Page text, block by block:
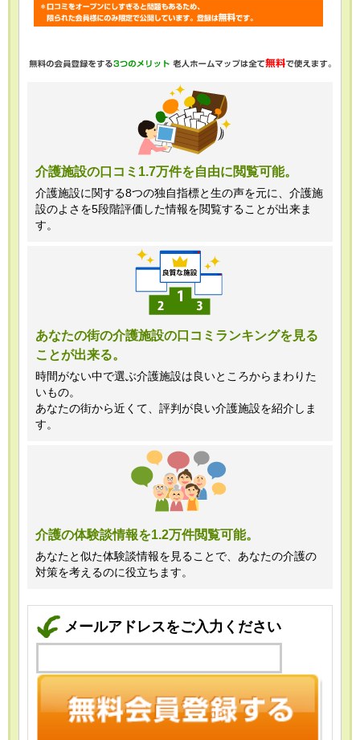
けます。
最適なご回答ができない場合がありま
・当ホームページではご利用状況の統計
調査のためクッキー等を用いております
が、これによる個人情報の取得、利用は
行っておりません。
株式会社クリエイターズネクスト個人情
報保護管理者 窪田望
TEL:0120-21-7070
（受付時間 10時～19時 土日祝日除
く・営業のお電話はお断りいたします）
介護施設の口コミ1.7万件を自由に閲覧可能。
介護施設に関する8つの独自指標と生の声を元に、介護施
設のよさを5段階評価した情報を閲覧することが出来ま
す。
あなたの街の介護施設の口コミランキングを見る
ことが出来る。
時間がない中で選ぶ介護施設は良いところからまわりた
いもの。
あなたの街から近くて、評判が良い介護施設を紹介しま
す。
介護の体験談情報を1.2万件閲覧可能。
あなたと似た体験談情報を見ることで、あなたの介護の
対策を考えるのに役立ちます。
メールアドレスをご入力ください